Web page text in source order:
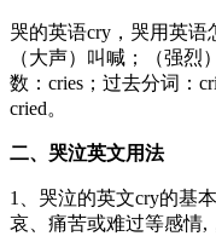
哭的英语cry，哭用英语
（大声）叫喊；（强
数：cries；过去分词：
cried。
二、哭泣英文用法
1、哭泣的英文cry的基
哀、痛苦或难过等感情,